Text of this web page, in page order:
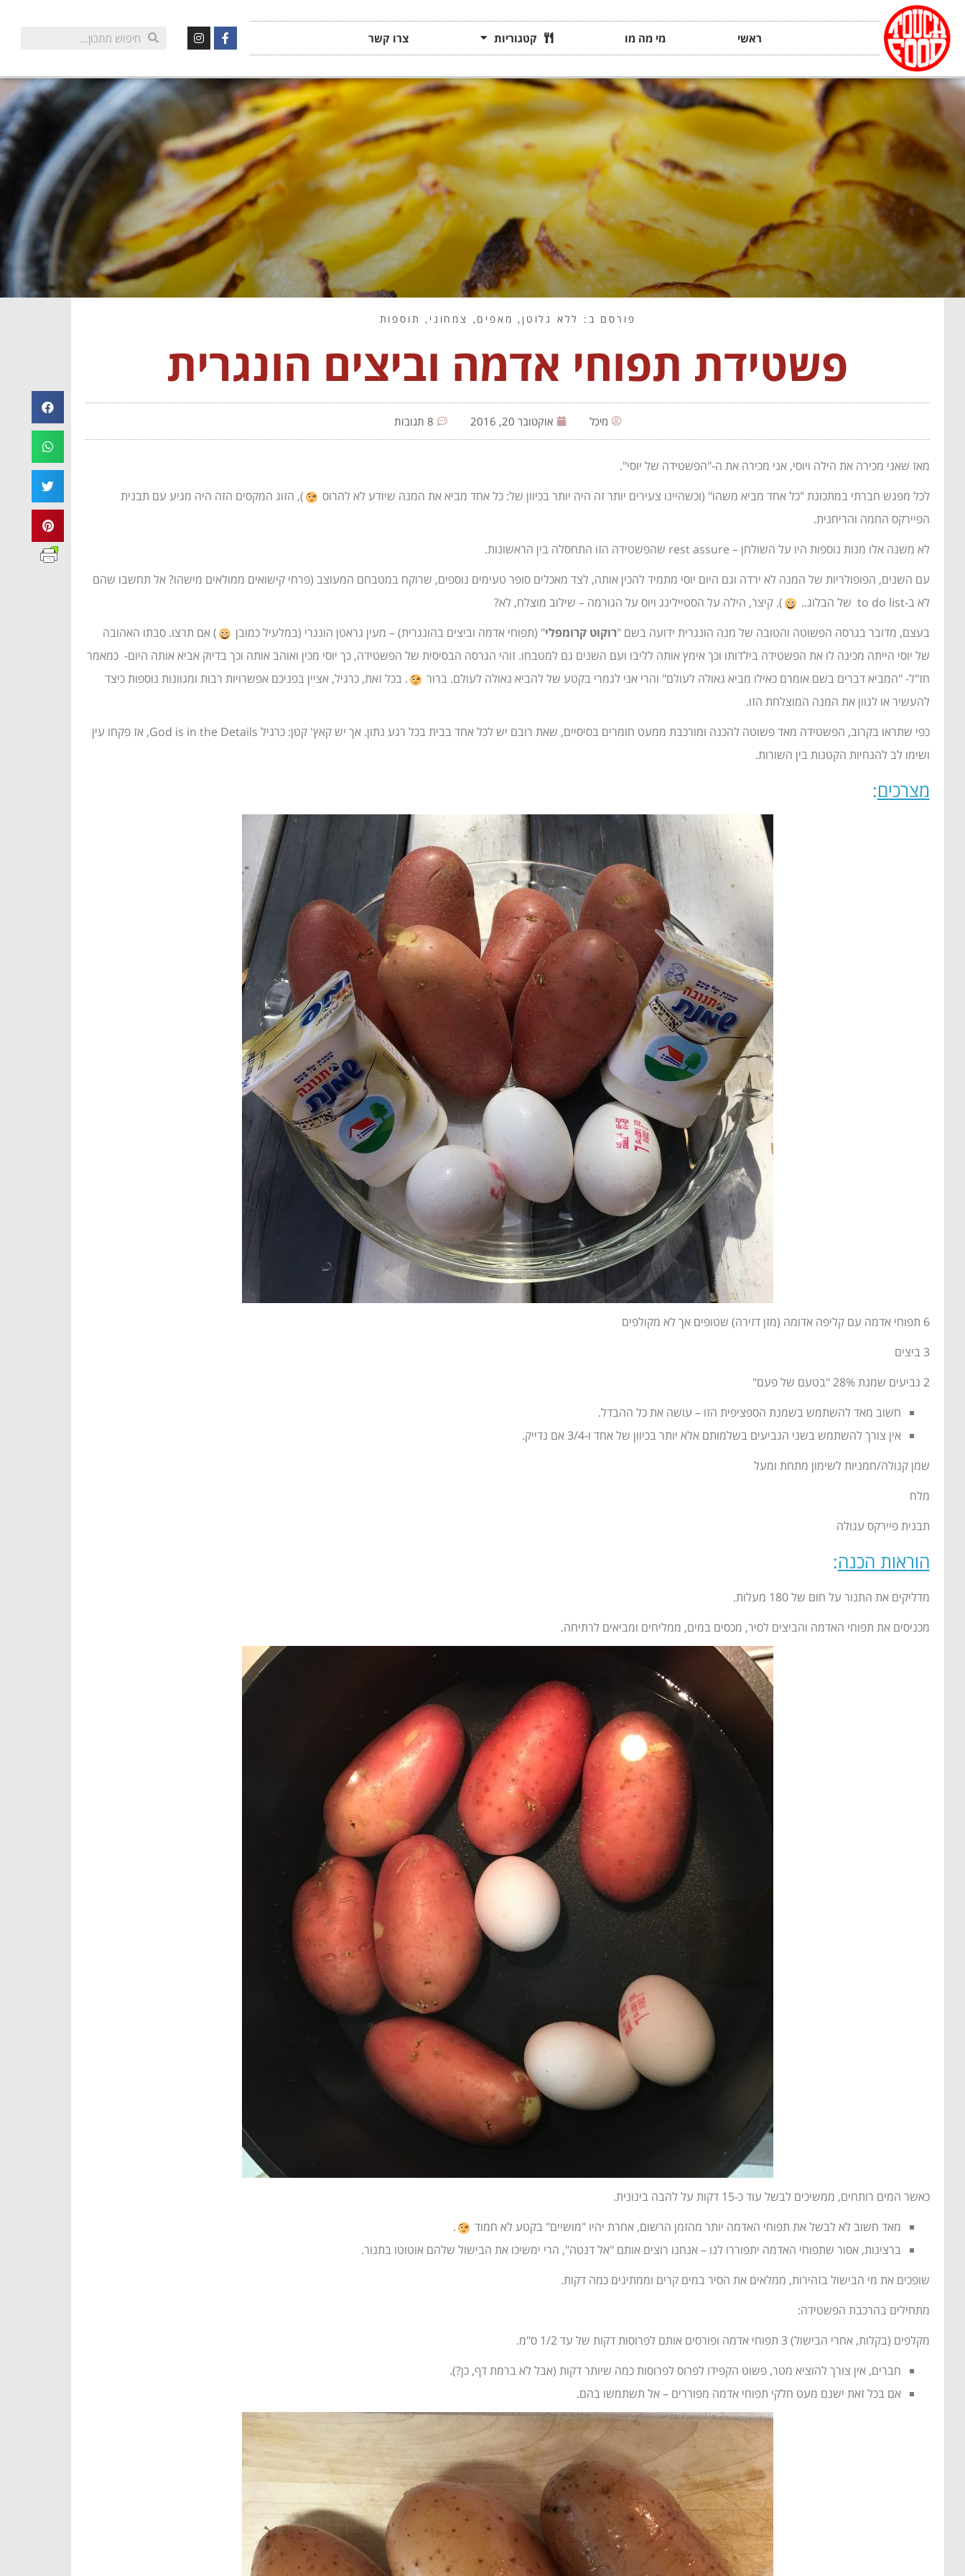
ראשי מי מה מו קטגוריות צרו קשר
פורסם ב: ללא גלוטן, מאפים, צמחוני , תוספות
פשטידת תפוחי אדמה וביצים הונגרית
מיכל אוקטובר 20, 2016 8 תגובות
מאז שאני מכירה את הילה ויוסי, אני מכירה את ה-"הפשטידה של יוסי".
לכל מפגש חברתי במתכונת "כל אחד מביא משהו" (וכשהיינו צעירים יותר זה היה יותר בכיוון של: כל אחד מביא את המנה שיודע לא להרוס
), הזוג המקסים הזה היה מגיע עם תבנית
הפיירקס החמה והריחנית.
לא משנה אלו מנות נוספות היו על השולחן – rest assure שהפשטידה הזו התחסלה בין הראשונות.
עם השנים, הפופולריות של המנה לא ירדה וגם היום יוסי מתמיד להכין אותה, לצד מאכלים סופר טעימים נוספים, שרוקח במטבחם המעוצב (פרחי קישואים ממולאים מישהו? אל תחשבו שהם
לא ב-to do list של הבלוג..
). קיצר, הילה על הסטיילינג ויוס על הגורמה – שילוב מוצלח, לא?
בעצם, מדובר בגרסה הפשוטה והטובה של מנה הונגרית ידועה בשם "רוקוט קרומפלי" (תפוחי אדמה וביצים בהונגרית) – מעין גראטן הונגרי (במלעיל כמובן
) אם תרצו. סבתו האהובה
של יוסי הייתה מכינה לו את הפשטידה בילדותו וכך אימץ אותה לליבו ועם השנים גם למטבחו. זוהי הגרסה הבסיסית של הפשטידה, כך יוסי מכין ואוהב אותה וכך בדיוק אביא אותה היום- כמאמר
חז"ל- "המביא דברים בשם אומרם כאילו מביא גאולה לעולם" והרי אני לגמרי בקטע של להביא גאולה לעולם. ברור
. בכל זאת, כרגיל, אציין בפניכם אפשרויות רבות ומגוונות נוספות כיצד
להעשיר או לגוון את המנה המוצלחת הזו.
כפי שתראו בקרוב, הפשטידה מאד פשוטה להכנה ומורכבת ממעט חומרים בסיסיים, שאת רובם יש לכל אחד בבית בכל רגע נתון. אך יש קאץ' קטן: כרגיל God is in the Details, אז פקחו עין
ושימו לב להנחיות הקטנות בין השורות.
מצרכים:
6 תפוחי אדמה עם קליפה אדומה (מזן דזירה) שטופים אך לא מקולפים
3 ביצים
2 גביעים שמנת 28% "בטעם של פעם"
חשוב מאד להשתמש בשמנת הספציפית הזו – עושה את כל ההבדל.
אין צורך להשתמש בשני הגביעים בשלמותם אלא יותר בכיוון של אחד ו-3/4 אם נדייק.
שמן קנולה/חמניות לשימון מתחת ומעל
מלח
תבנית פיירקס עגולה
הוראות הכנה:
מדליקים את התנור על חום של 180 מעלות.
מכניסים את תפוחי האדמה והביצים לסיר, מכסים במים, ממליחים ומביאים לרתיחה.
כאשר המים רותחים, ממשיכים לבשל עוד כ-15 דקות על להבה בינונית.
מאד חשוב לא לבשל את תפוחי האדמה יותר מהזמן הרשום, אחרת יהיו "מושיים" בקטע לא חמוד
.
ברצינות, אסור שתפוחי האדמה יתפוררו לנו – אנחנו רוצים אותם "אל דנטה", הרי ימשיכו את הבישול שלהם אוטוטו בתנור.
שופכים את מי הבישול בזהירות, ממלאים את הסיר במים קרים וממתינים כמה דקות.
מתחילים בהרכבת הפשטידה:
מקלפים (בקלות, אחרי הבישול) 3 תפוחי אדמה ופורסים אותם לפרוסות דקות של עד 1/2 ס"מ.
חברים, אין צורך להוציא מטר, פשוט הקפידו לפרוס לפרוסות כמה שיותר דקות (אבל לא ברמת דף, כן?).
אם בכל זאת ישנם מעט חלקי תפוחי אדמה מפוררים – אל תשתמשו בהם.